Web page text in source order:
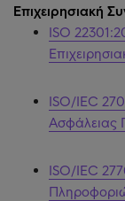
Επιχειρησιακή
ISO
ISO/IEC
Ασφάλειας
ISO/IEC